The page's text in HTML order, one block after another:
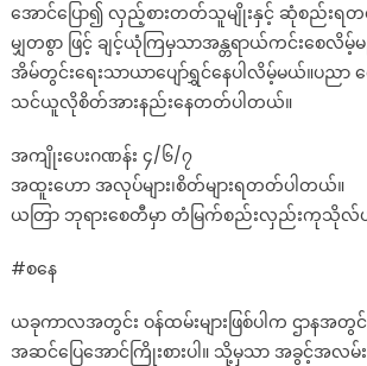
အောင်ပြော၍ လှည့်စားတတ်သူမျိုးနှင့် ဆုံစည်းရ
မျှတစွာ ဖြင့် ချင့်ယုံကြမှသာအန္တရာယ်ကင်းစေလိမ့်
အိမ်တွင်းရေးသာယာပျော်ရွှင်နေပါလိမ့်မယ်။ပညာ
သင်ယူလိုစိတ်အားနည်းနေတတ်ပါတယ်။
အကျိုးပေးဂဏန်း ၄/၆/၇
အထူးဟော အလုပ်များ၊စိတ်များရတတ်ပါတယ်။
ယတြာ ဘုရားစေတီမှာ တံမြက်စည်းလှည်းကုသိုလ်
#စနေ
ယခုကာလအတွင်း ဝန်ထမ်းများဖြစ်ပါက ဌာနအတွင်
အဆင်ပြေအောင်ကြိုးစားပါ။ သို့မှသာ အခွင့်အလမ်း